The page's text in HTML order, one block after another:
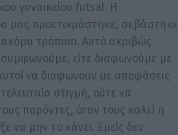
γυναικείου futsal. Η
μας προετοιμάστηκε, σεβάστηκε
τρόπαιο. Αυτό ακριβώς
συμφωνούμε, είτε διαφωνούμε με
να διαφωνούν με αποφάσεις
στιγμή, ούτε να
παρόντες, όταν τους καλεί η
να μην το κάνει. Εμείς δεν